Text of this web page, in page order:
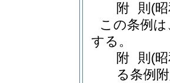
附 則 (
この条例
する。
附 則 (
る条例